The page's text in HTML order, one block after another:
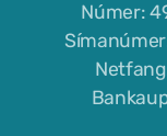
Númer: